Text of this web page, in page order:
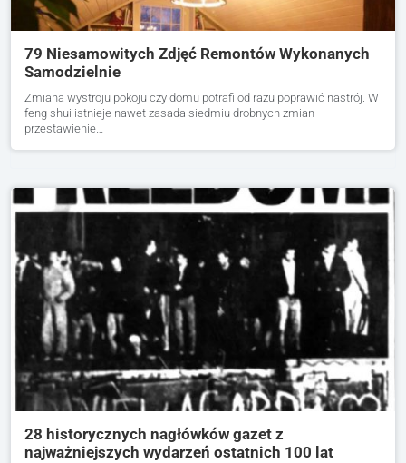
79 Niesamowitych Zdjęć Remontów Wykonanych
Samodzielnie
Zmiana wystroju pokoju czy domu potrafi od razu poprawić nastrój. W
feng shui istnieje nawet zasada siedmiu drobnych zmian —
przestawienie…
28 historycznych nagłówków gazet z
najważniejszych wydarzeń ostatnich 100 lat